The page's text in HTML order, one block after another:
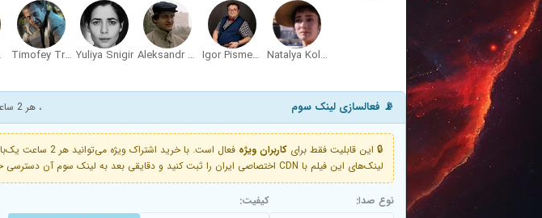
Natalya Kolyakanova
Igor Pismennyy
Aleksandr Samoylenko
Yuliya Snigir
Timofey Tribuntsev
📡 فعالسازی لینک سوم ، هر 2 ساعت یک فیلم برای یک کاربر ویژه
🔒 این قابلیت فقط برای کاربران ویژه
فعال است. با خرید
لینک‌های این فیلم با CDN اختصاصی ایران را ثبت کنید و دقایقی بعد به لینک سوم آن دسترسی خواهید داشت
نوع صدا: کیفیت: